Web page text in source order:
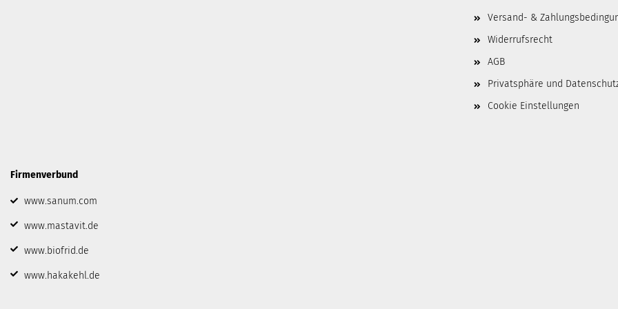
Versand- &
Widerrufsrecht
AGB
Privatsphäre und
Cookie Einstellungen
Firmenverbund
www.sanum.com
www.mastavit.de
www.biofrid.de
www.hakakehl.de